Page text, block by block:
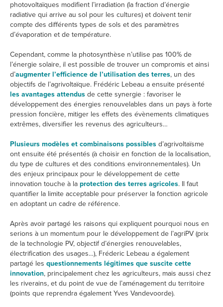
photovoltaïques modifient l’irradiation (la fraction d’énergie
radiative qui arrive au sol pour les cultures) et doivent tenir
compte des différents types de sols et des paramètres
d’évaporation et de température.
Cependant, comme la photosynthèse n’utilise pas 100% de
l’énergie solaire, il est possible de trouver un compromis et ainsi
d’augmenter l’efficience de l’utilisation des terres, un des
objectifs de l’agrivoltaïque. Frédéric Lebeau a ensuite présenté
les avantages attendus de cette synergie : favoriser le
développement des énergies renouvelables dans un pays à forte
pression foncière, mitiger les effets des évènements climatiques
extrêmes, diversifier les revenus des agriculteurs…
Plusieurs modèles et combinaisons possibles d’agrivoltaïsme
ont ensuite été présentés (à choisir en fonction de la localisation,
du type de cultures et des conditions environnementales). Un
des enjeux principaux pour le développement de cette
innovation touche à la protection des terres agricoles. Il faut
quantifier la limite acceptable pour préserver la fonction agricole
en adoptant un cadre de référence.
Après avoir partagé les raisons qui expliquent pourquoi nous en
serions à un momentum pour le développement de l’agriPV (prix
de la technologie PV, objectif d’énergies renouvelables,
électrification des usages…), Fréderic Lebeau a également
partagé les questionnements légitimes que suscite cette
innovation, principalement chez les agriculteurs, mais aussi chez
les riverains, et du point de vue de l’aménagement du territoire
(points que reprendra également Yves Vandevoorde).